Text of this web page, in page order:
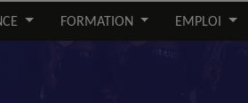
FORMATION EMPLOI